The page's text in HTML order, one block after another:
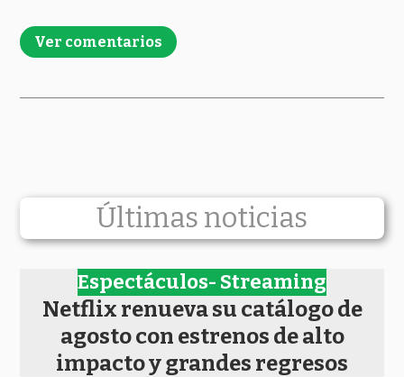
Ver comentarios
Últimas noticias
Netflix renueva su catálogo de
agosto con estrenos de alto
impacto y grandes regresos
Espectáculos- Streaming